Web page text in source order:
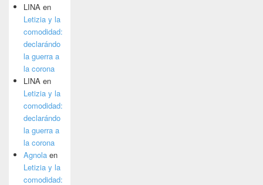
LINA en
Letizia y la
comodidad:
declarándo
la guerra a
la corona
LINA en
Letizia y la
comodidad:
declarándo
la guerra a
la corona
Agnola en
Letizia y la
comodidad: